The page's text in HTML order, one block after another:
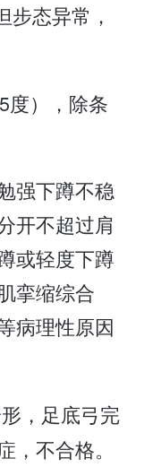
步态异常，
度），除条
强下蹲不稳
开不超过肩
或轻度下蹲
挛缩综合
病理性原因
，足底弓完
不合格。